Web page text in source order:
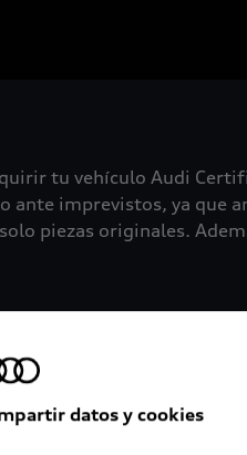
tu vehículo Audi
imprevistos, ya que
piezas originales.
datos y cookies